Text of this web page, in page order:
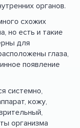
органов.
схожих
но есть и такие
для
глаза,
появление
системно,
кожу,
организма